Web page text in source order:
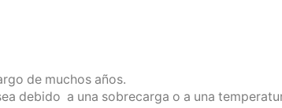
de muchos años.
debido a una sobrecarga o a una